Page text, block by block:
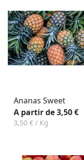
Ananas Sweet
A partir de 3,50 €
3,50 € / Kg